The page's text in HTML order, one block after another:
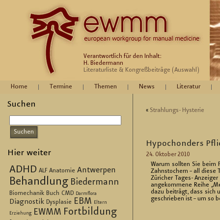
Verantwortlich für den Inhalt:
H. Biedermann
Literaturliste & Kongreßbeiträge (Auswahl)
Home Termine Themen News Literatur
Suchen
Hier weiter
ADHD ALF Anatomie Antwerpen
Behandlung Biedermann
Biomechanik Buch CMD Darmflora
Diagnostik Dysplasie EBM Eltern
Erziehung EWMM Fortbildung
« Strah­lungs- Hys­te­rie
Hy­po­chon­ders
24. Ok­to­ber 2010
Warum soll­ten Sie beim
Zahn­sto­chern – all diese
Zü­ri­cher Ta­ges-
an­ge­kom­me­ne Reihe
dazu bei­trägt, dass sich
ge­schrie­ben ist – um so